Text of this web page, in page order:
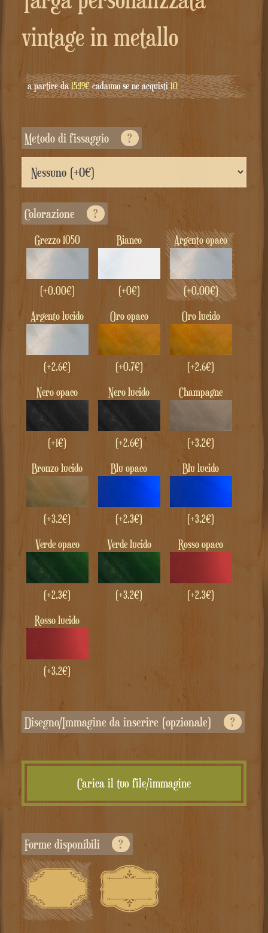
vintage in metallo
a partire da15.49€cadauno se ne acquisti10
Metodo di fissaggio ?
colorazione ?
Grezzo 1050
(+0.00€)
Bianco
(+0€)
Argento opaco
(+0.00€)
Argento lucido
(+2.6€)
Oro opaco
(+0.7€)
Oro lucido
(+2.6€)
Nero opaco
(+1€)
Nero lucido
(+2.6€)
Champagne
(+3.2€)
Bronzo lucido
(+3.2€)
Blu opaco
(+2.3€)
Blu lucido
(+3.2€)
Verde opaco
(+2.3€)
Verde lucido
(+3.2€)
Rosso opaco
(+2.3€)
Rosso lucido
(+3.2€)
Disegno/Immagine da inserire (opzionale) ?
Carica il tuo file/immagine
Forme disponibili ?